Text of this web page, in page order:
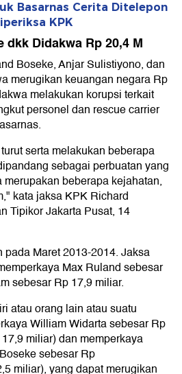
Basarnas Cerita Ditelepon
KPK
dkk Didakwa Rp 20,4 M
Boseke, Anjar Sulistiyono, dan
merugikan keuangan negara Rp
melakukan korupsi terkait
personel dan rescue carrier
serta melakukan beberapa
sebagai perbuatan yang
beberapa kejahatan,
kata jaksa KPK Richard
Tipikor Jakarta Pusat, 14
Maret 2013-2014. Jaksa
Max Ruland sebesar
sebesar Rp 17,9 miliar.
atau orang lain atau suatu
William Widarta sebesar Rp
miliar) dan memperkaya
sebesar Rp
miliar), yang dapat merugikan